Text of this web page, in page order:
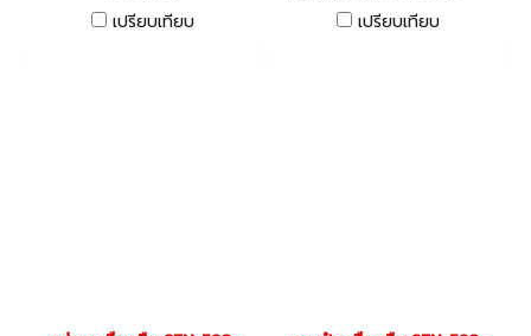
เปรียบเทียบ
TOOLS NOT INCLUDED ไม่
รวมเครื่องมือช่างตัวอย่างใน
เปรียบเทียบ